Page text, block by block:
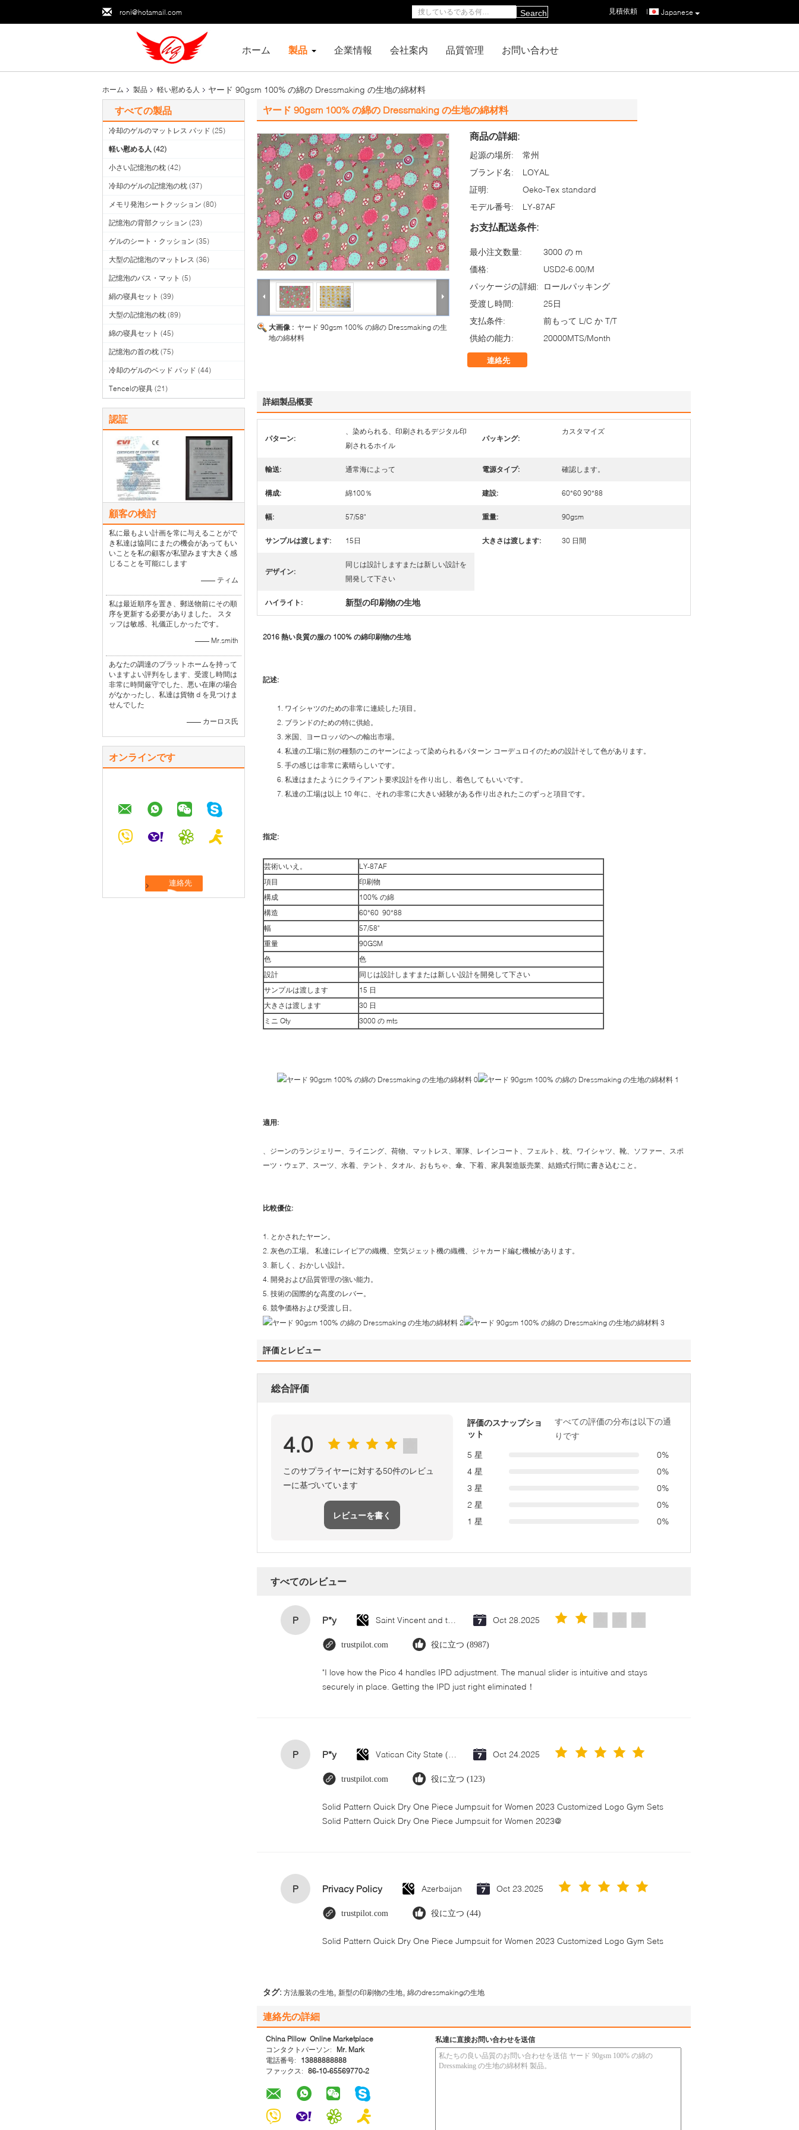
roni@hotamail.com Japanese
見積依頼 |
Search
ホーム 製品 企業情報 会社案内 品質管理 お問い合わせ
ホーム 製品 軽い慰める人 ヤード 90gsm 100% の綿の Dressmaking の生地の綿材料
すべての製品
冷却のゲルのマットレス パッド (25)
軽い慰める人 (42)
小さい記憶泡の枕 (42)
冷却のゲルの記憶泡の枕 (37)
メモリ発泡シートクッション (80)
記憶泡の背部クッション (23)
ゲルのシート・クッション (35)
大型の記憶泡のマットレス (36)
記憶泡のバス・マット (5)
絹の寝具セット (39)
大型の記憶泡の枕 (89)
綿の寝具セット (45)
記憶泡の首の枕 (75)
冷却のゲルのベッド パッド (44)
Tencelの寝具 (21)
認証
顧客の検討
私に最もよい計画を常に与えることがで
き私達は協同にまたの機会があってもい
いことを私の顧客が私望みます大きく感
じることを可能にします
—— ティム
私は最近順序を置き、郵送物前にその順
序を更新する必要がありました。 スタ
ッフは敏感、礼儀正しかったです。
—— Mr.smith
あなたの調達のプラットホームを持って
いますよい評判をします、受渡し時間は
非常に時間厳守でした、悪い在庫の場合
がなかったし、私達は貨物 d を見つけま
せんでした
—— カーロス氏
オンラインです
ヤード 90gsm 100% の綿の Dressmaking の生地の綿材料
大画像 : ヤード 90gsm 100% の綿の Dressmaking の生
地の綿材料
商品の詳細:
起源の場所:
常州
ブランド名:
LOYAL
証明:
Oeko-Tex standard
モデル番号:
LY-87AF
お支払配送条件:
最小注文数量:
3000 の m
価格:
USD2-6.00/M
パッケージの詳細:
ロールパッキング
受渡し時間:
25日
支払条件:
前もって L/C か T/T
供給の能力:
20000MTS/Month
連絡先
詳細製品概要
パターン:
、染められる、印刷されるデジタル印
刷されるホイル
パッキング:
カスタマイズ
輸送: 通常海によって 電源タイプ: 確認します。
構成: 綿100％ 建設: 60*60 90*88
幅: 57/58" 重量: 90gsm
サンプルは渡します: 15日 大きさは渡します: 30 日間
デザイン:
同じは設計しますまたは新しい設計を
開発して下さい
ハイライト: 新型の印刷物の生地
2016 熱い良質の服の 100% の綿印刷物の生地
記述:
1. ワイシャツのための非常に連続した項目。
2. ブランドのための特に供給。
3. 米国、ヨーロッパのへの輸出市場。
4. 私達の工場に別の種類のこのヤーンによって染められるパターン コーデュロイのための設計そして色があります。
5. 手の感じは非常に素晴らしいです。
6. 私達はまたようにクライアント要求設計を作り出し、着色してもいいです。
7. 私達の工場は以上 10 年に、それの非常に大きい経験がある作り出されたこのずっと項目です。
指定:
芸術いいえ。
LY-87AF
項目
印刷物
構成
100% の綿
構造
60*60 90*88
幅
57/58"
重量
90GSM
色
色
設計
同じは設計しますまたは新しい設計を開発して下さい
サンプルは渡します
15 日
大きさは渡します
30 日
ミニ Qty
3000 の mts
適用:
、ジーンのランジェリー、ライニング、荷物、マットレス、軍隊、レインコート、フェルト、枕、ワイシャツ、靴、ソファー、スポ
ーツ・ウェア、スーツ、水着、テント、タオル、おもちゃ、傘、下着、家具製造販売業、結婚式行間に書き込むこと。
比較優位:
1. とかされたヤーン。
2. 灰色の工場。 私達にレイピアの織機、空気ジェット機の織機、ジャカード編む機械があります。
3. 新しく、おかしい設計。
4. 開発および品質管理の強い能力。
5. 技術の国際的な高度のレバー。
6. 競争価格および受渡し日。
評価とレビュー
総合評価
4.0
このサプライヤーに対する50件のレビュ
ーに基づいています
レビューを書く
評価のスナップショ
ット
すべての評価の分布は以下の通
りです
5 星
0%
4 星
0%
3 星
0%
2 星
0%
1 星
0%
すべてのレビュー
P P*y Oct 28.2025
trustpilot.com 役に立つ (8987)
"I love how the Pico 4 handles IPD adjustment. The manual slider is intuitive and stays
securely in place. Getting the IPD just right eliminated！
P P*y Oct 24.2025
trustpilot.com 役に立つ (123)
Solid Pattern Quick Dry One Piece Jumpsuit for Women 2023 Customized Logo Gym Sets
Solid Pattern Quick Dry One Piece Jumpsuit for Women 2023@
P Privacy Policy Azerbaijan Oct 23.2025
trustpilot.com 役に立つ (44)
Solid Pattern Quick Dry One Piece Jumpsuit for Women 2023 Customized Logo Gym Sets
タグ: 方法服装の生地 新型の印刷物の生地 綿のdressmakingの生地
連絡先の詳細
China Pillow Online Marketplace
コンタクトパーソン:
Mr. Mark
電話番号:
13888888888
ファックス: 86-10-65569770-2
私達に直接お問い合わせを送信